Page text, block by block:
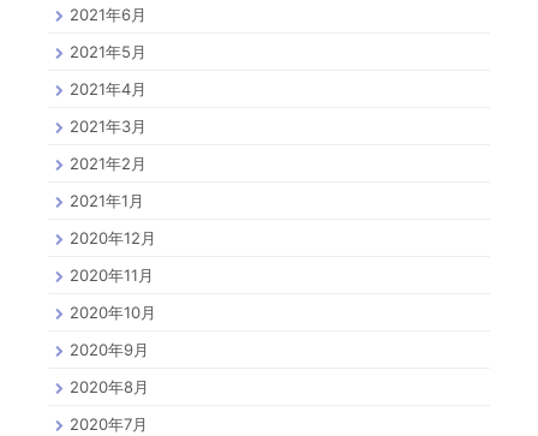
2021年6月
2021年5月
2021年4月
2021年3月
2021年2月
2021年1月
2020年12月
2020年11月
2020年10月
2020年9月
2020年8月
2020年7月